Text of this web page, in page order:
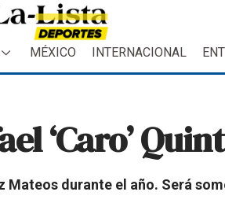
MÉXICO INTERNACIONAL
‘Caro’
durante el año. Será